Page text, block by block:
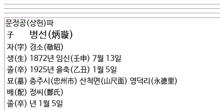
문정공(상헌)파
子
병선(炳璇)
자(字) 경소(敬昭)
생(生) 1872년 임신(壬申) 7월 13일
졸(卒) 1925년 을축(乙丑) 1월 5일
묘(墓) 충주시(忠州市) 산척면(山尺面) 영덕리(永德里)
배(配) 정씨(鄭氏)
졸(卒) 년 1월 5일